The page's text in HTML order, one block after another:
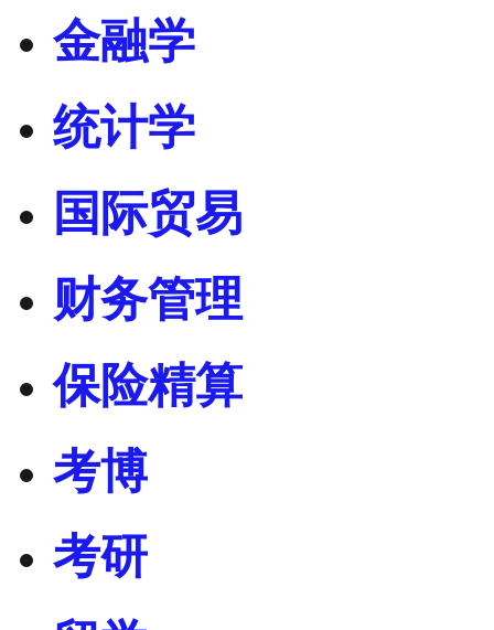
金融学
统计学
国际贸易
财务管理
保险精算
考博
考研